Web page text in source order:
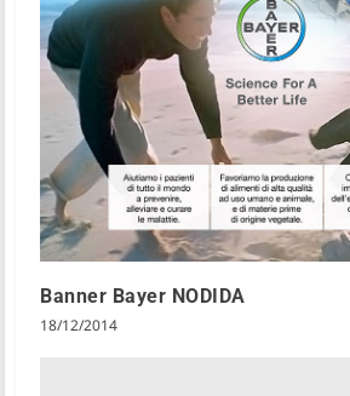
Banner Bayer NODIDA
18/12/2014